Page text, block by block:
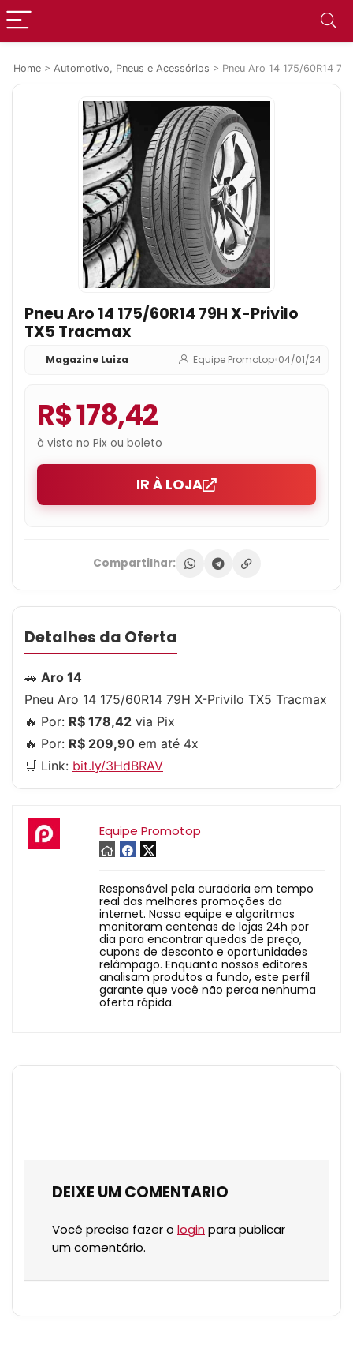
Home > Automotivo, Pneus e Acessórios > Pneu Aro 14 175/60R14
Pneu Aro 14 175/60R14 79H X-Privilo
TX5 Tracmax
Magazine Luiza Equipe Promotop•04/01/24
R$ 178,42
à vista no Pix ou boleto
IR À LOJA
Compartilhar:
Detalhes da Oferta
🚗 Aro 14
Pneu Aro 14 175/60R14 79H X-Privilo TX5 Tracmax
🔥 Por: R$ 178,42 via Pix
🔥 Por: R$ 209,90 em até 4x
🛒 Link: bit.ly/3HdBRAV
Equipe Promotop
Responsável pela curadoria em tempo
real das melhores promoções da
internet. Nossa equipe e algoritmos
monitoram centenas de lojas 24h por
dia para encontrar quedas de preço,
cupons de desconto e oportunidades
relâmpago. Enquanto nossos editores
analisam produtos a fundo, este perfil
garante que você não perca nenhuma
oferta rápida.
DEIXE UM COMENTARIO
Você precisa fazer o login para publicar
um comentário.